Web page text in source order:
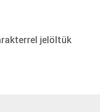
jelöltük